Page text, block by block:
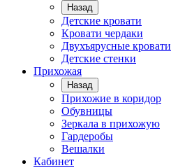
Назад
Детские кровати
Кровати чердаки
Двухъярусные кровати
Детские стенки
Прихожая
Назад
Прихожие в коридор
Обувницы
Зеркала в прихожую
Гардеробы
Вешалки
Кабинет